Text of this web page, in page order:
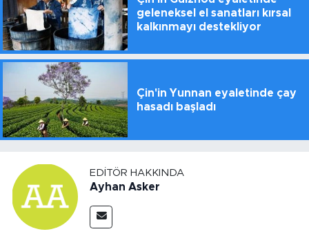
geleneksel el sanatları kırsal
kalkınmayı destekliyor
Çin'in Yunnan eyaletinde çay
hasadı başladı
EDITÖR HAKKINDA
Ayhan Asker